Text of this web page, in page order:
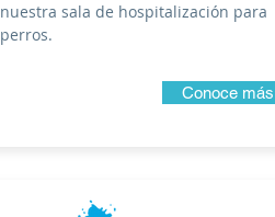
nuestra sala de hospitalización para
perros.
Conoce más